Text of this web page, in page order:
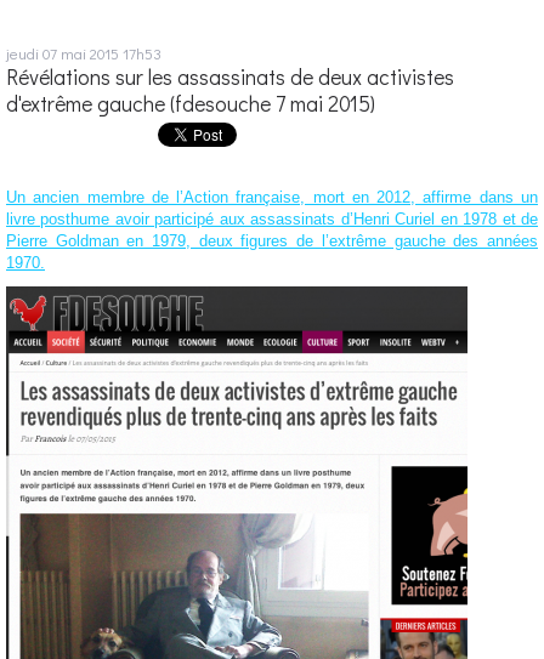
jeudi 07 mai 2015 17h53
Révélations sur les assassinats de deux activistes
d'extrême gauche (fdesouche 7 mai 2015)
Un ancien membre de l’Action française, mort en 2012, affirme dans un
livre posthume avoir participé aux assassinats d’Henri Curiel en 1978 et de
Pierre Goldman en 1979, deux figures de l’extrême gauche des années
1970.